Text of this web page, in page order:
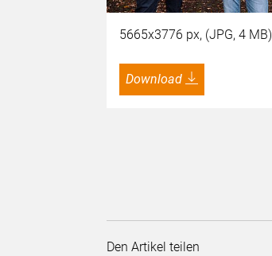
5665x3776 px, (JPG, 4 MB)
Download
Den Artikel teilen